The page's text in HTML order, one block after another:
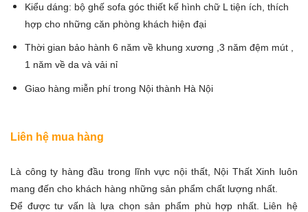
Kiểu dáng: bộ ghế sofa gócthiết kế hình chữ L tiện ích, thích
hợp cho những căn phòng khách hiện đại
Thời gian bảo hành 6 năm về khung xương ,3 năm đệm mút ,
1 năm về da và vải nỉ
Giao hàng miễn phí trong Nội thành Hà Nội
Liên hệ mua hàng
Là công ty hàng đầu trong lĩnh vực nội thất, Nội Thất Xinh luôn
mang đến cho khách hàng những sản phẩm chất lượng nhất.
Để được tư vấn là lựa chọn sản phẩm phù hợp nhất. Liên hệ